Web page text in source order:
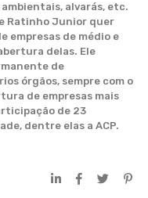
alvarás, etc.
Ratinho Junior quer
empresas de médio e
delas. Ele
de
órgãos, sempre com o
de empresas mais
de 23
dentre elas a ACP.